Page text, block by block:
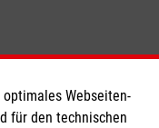
Webseiten-
für den technischen